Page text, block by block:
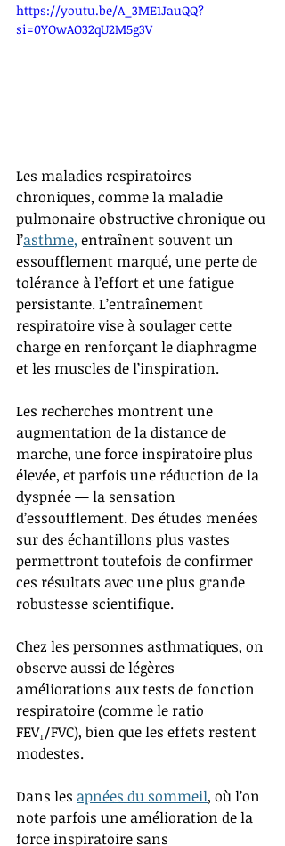
https://youtu.be/A_3ME1JauQQ?
si=0YOwAO32qU2M5g3V
Les maladies respiratoires
chroniques, comme la maladie
pulmonaire obstructive chronique ou
l’asthme, entraînent souvent un
essoufflement marqué, une perte de
tolérance à l’effort et une fatigue
persistante. L’entraînement
respiratoire vise à soulager cette
charge en renforçant le diaphragme
et les muscles de l’inspiration.
Les recherches montrent une
augmentation de la distance de
marche, une force inspiratoire plus
élevée, et parfois une réduction de la
dyspnée — la sensation
d’essoufflement. Des études menées
sur des échantillons plus vastes
permettront toutefois de confirmer
ces résultats avec une plus grande
robustesse scientifique.
Chez les personnes asthmatiques, on
observe aussi de légères
améliorations aux tests de fonction
respiratoire (comme le ratio
FEV₁/FVC), bien que les effets restent
modestes.
Dans les apnées du sommeil, où l’on
note parfois une amélioration de la
force inspiratoire sans